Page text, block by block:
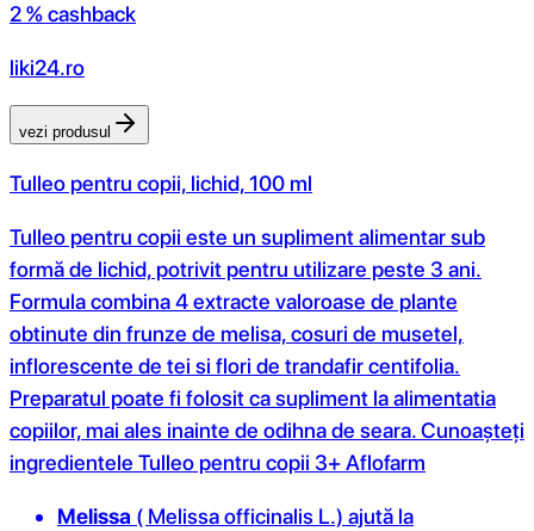
2 % cashback
liki24.ro
vezi produsul
Tulleo pentru copii, lichid, 100 ml
Tulleo pentru copii este un supliment alimentar sub
formă de lichid, potrivit pentru utilizare peste 3 ani.
Formula combina 4 extracte valoroase de plante
obtinute din frunze de melisa, cosuri de musetel,
inflorescente de tei si flori de trandafir centifolia.
Preparatul poate fi folosit ca supliment la alimentatia
copiilor, mai ales inainte de odihna de seara. Cunoașteți
ingredientele Tulleo pentru copii 3+ Aflofarm
Melissa ( Melissa officinalis L.) ajută la